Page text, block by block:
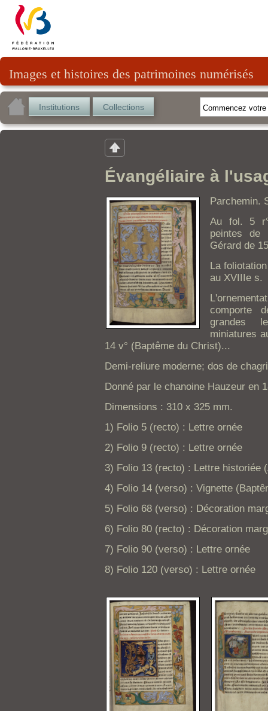
Images et histoires des patrimoines numérisés
Institutions Collections
Évangéliaire à
Parchemin.
Au fol. 5
peintes de
Gérard de
La
au XVIIIe s.
comporte
grandes
miniatures
14 v° (Baptême du Christ)...
Demi-reliure moderne; dos de
Donné par le chanoine Hauzeur en
Dimensions : 310 x 325 mm.
1) Folio 5 (recto) : Lettre ornée
2) Folio 9 (recto) : Lettre ornée
3) Folio 13 (recto) : Lettre historiée
4) Folio 14 (verso) : Vignette
5) Folio 68 (verso) : Décoration
6) Folio 80 (recto) : Décoration
7) Folio 90 (verso) : Lettre ornée
8) Folio 120 (verso) : Lettre ornée